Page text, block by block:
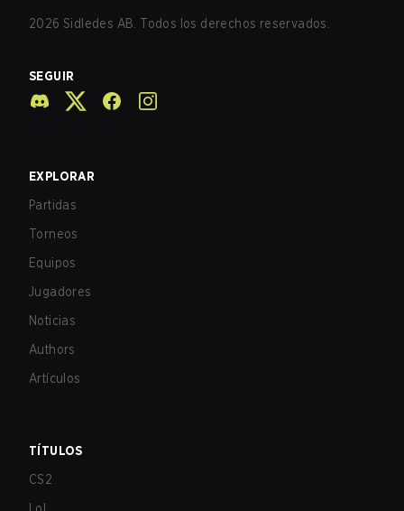
2026 Sidledes AB. Todos los derechos reservados.
SEGUIR
EXPLORAR
Partidas
Torneos
Equipos
Jugadores
Noticias
Authors
Artículos
TÍTULOS
CS2